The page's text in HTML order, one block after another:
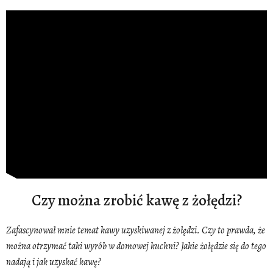
Czy można zrobić kawę z żołędzi?
Zafascynował mnie temat kawy uzyskiwanej z żołędzi. Czy to prawda, że
można otrzymać taki wyrób w domowej kuchni? Jakie żołędzie się do tego
nadają i jak uzyskać kawę?